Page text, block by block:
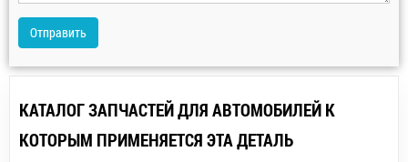
Отправить
КАТАЛОГ ЗАПЧАСТЕЙ ДЛЯ АВТОМОБИЛЕЙ К
КОТОРЫМ ПРИМЕНЯЕТСЯ ЭТА ДЕТАЛЬ